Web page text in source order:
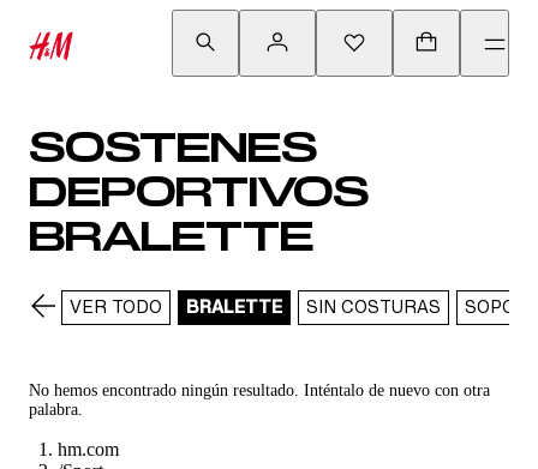
SOSTENES
DEPORTIVOS
BRALETTE
VER TODO BRALETTE SIN COSTURAS
No hemos encontrado ningún resultado. Inténtalo de nuevo con otra
palabra.
hm.com